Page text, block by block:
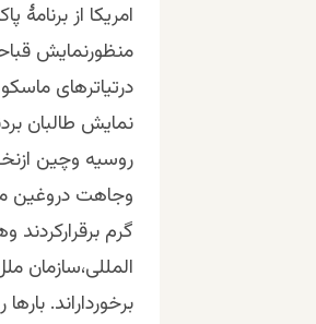
امریکا از
منظورنمایش
درتیاترهای
نمایش طالبان
روسیه وچین
وجاهت دروغین
گرم
المللی،سازمان
برخورداراند.